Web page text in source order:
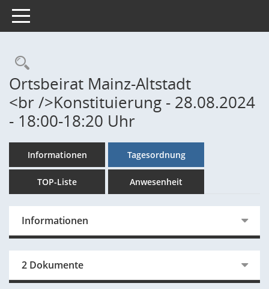
Toggle navigation
Rechercheauswahl
Ortsbeirat Mainz-Altstadt
<br />Konstituierung - 28.08.2024
- 18:00-18:20 Uhr
Informationen Tagesordnung
TOP-Liste Anwesenheit
Informationen
2 Dokumente